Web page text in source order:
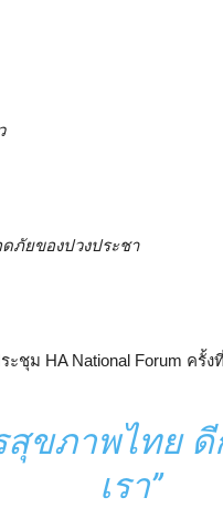
ภัยของปวงประชา
ชุม HA National Forum ครั้ง
สุขภาพไทย
เรา”